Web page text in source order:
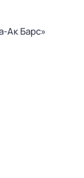
Ак Барс»